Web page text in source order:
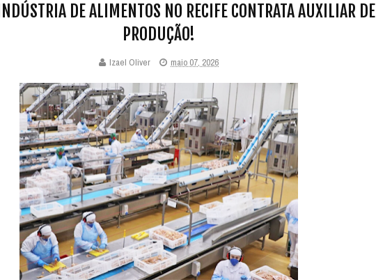
DE ALIMENTOS NO RECIFE CONTRATA AUXILIAR DE
PRODUÇÃO!
Izael Oliver maio 07, 2026